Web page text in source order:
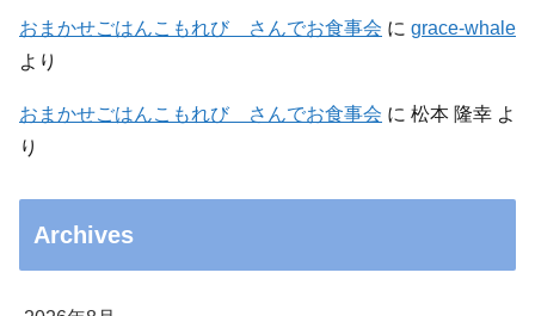
おまかせごはんこもれび さんでお食事会 に grace-whale
より
おまかせごはんこもれび さんでお食事会 に 松本 隆幸 よ
り
Archives